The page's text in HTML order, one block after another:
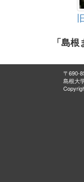
「島
〒690-
島根大